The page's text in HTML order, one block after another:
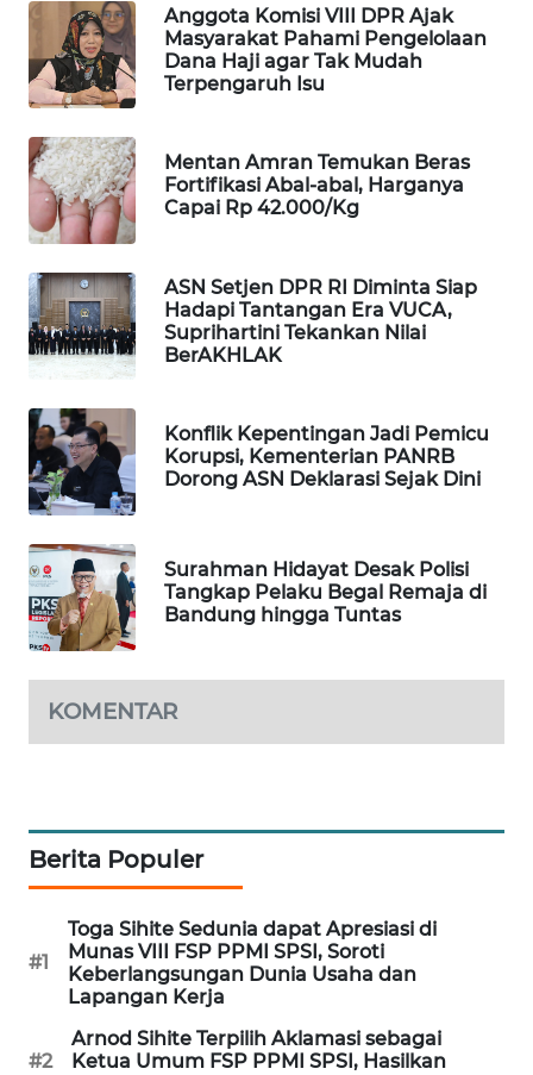
Anggota Komisi VIII DPR Ajak
Masyarakat Pahami Pengelolaan
Dana Haji agar Tak Mudah
Terpengaruh Isu
Mentan Amran Temukan Beras
Fortifikasi Abal-abal, Harganya
Capai Rp 42.000/Kg
ASN Setjen DPR RI Diminta Siap
Hadapi Tantangan Era VUCA,
Suprihartini Tekankan Nilai
BerAKHLAK
Konflik Kepentingan Jadi Pemicu
Korupsi, Kementerian PANRB
Dorong ASN Deklarasi Sejak Dini
Surahman Hidayat Desak Polisi
Tangkap Pelaku Begal Remaja di
Bandung hingga Tuntas
KOMENTAR
Berita Populer
#1
Toga Sihite Sedunia dapat Apresiasi di
Munas VIII FSP PPMI SPSI, Soroti
Keberlangsungan Dunia Usaha dan
Lapangan Kerja
#2
Arnod Sihite Terpilih Aklamasi sebagai
Ketua Umum FSP PPMI SPSI, Hasilkan
PORTAL
KONSUMEN
ALPERKLINAS
FORJASIDA
TAMBANG
NEWS
NEWS
SIDIKALANG
NEWS
SIBARAGAS
NEWS
SIANTAR
NEWS
NEWS
METRO
NEWS
KRT
NEWS